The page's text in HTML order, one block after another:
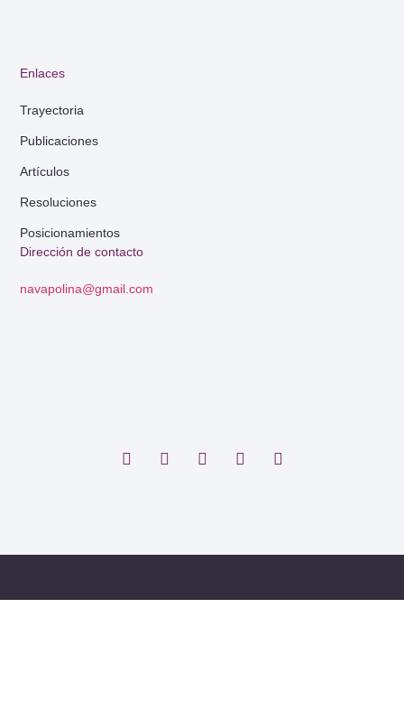
Dirección de contacto
navapolina@gmail.com
Enlaces
Trayectoria
Publicaciones
Artículos
Resoluciones
Posicionamientos